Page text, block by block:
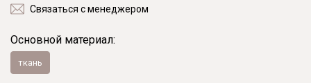
Связаться с менеджером
Основной материал:
ткань